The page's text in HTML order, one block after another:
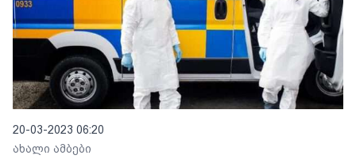
20-03-2023 06:20
ახალი ამბები